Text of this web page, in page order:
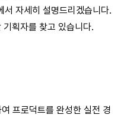
서 자세히 설명드리겠습니다.
획자를 찾고 있습니다.
프로덕트를 완성한 실전 경